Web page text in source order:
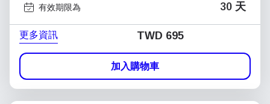
有效期限為 30 天
更多資訊 TWD 695
加入購物車